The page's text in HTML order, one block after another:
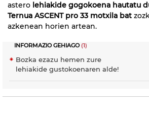
astero lehiakide gogokoena hautatu
Ternua ASCENT pro 33 motxila bat
azkenean horien artean.
INFORMAZIO GEHIAGO(1)
Bozka ezazu hemen zure
lehiakide gustokoenaren alde!